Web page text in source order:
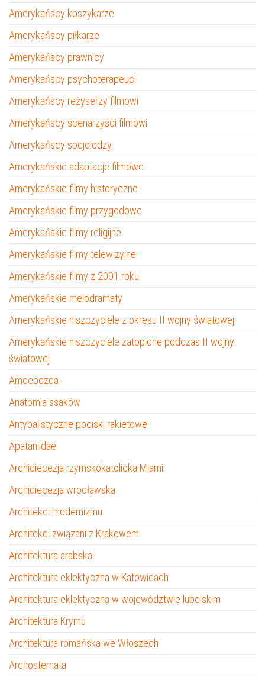
Amerykańscy koszykarze
Amerykańscy piłkarze
Amerykańscy prawnicy
Amerykańscy psychoterapeuci
Amerykańscy reżyserzy filmowi
Amerykańscy scenarzyści filmowi
Amerykańscy socjolodzy
Amerykańskie adaptacje filmowe
Amerykańskie filmy historyczne
Amerykańskie filmy przygodowe
Amerykańskie filmy religijne
Amerykańskie filmy telewizyjne
Amerykańskie filmy z 2001 roku
Amerykańskie melodramaty
Amerykańskie niszczyciele z okresu II wojny światowej
Amerykańskie niszczyciele zatopione podczas II wojny
światowej
Amoebozoa
Anatomia ssaków
Antybalistyczne pociski rakietowe
Apataniidae
Archidiecezja rzymskokatolicka Miami
Archidiecezja wrocławska
Architekci modernizmu
Architekci związani z Krakowem
Architektura arabska
Architektura eklektyczna w Katowicach
Architektura eklektyczna w województwie lubelskim
Architektura Krymu
Architektura romańska we Włoszech
Archostemata